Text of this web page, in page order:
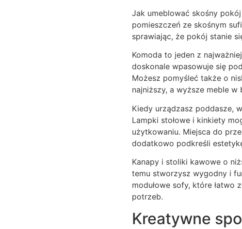
Jak umeblować skośny
pomieszczeń ze skośnym
sprawiając, że pokój stanie
Komoda to jeden z
doskonale wpasowuje się
Możesz pomyśleć także o
najniższy, a wyższe meble
Kiedy urządzasz poddasze,
Lampki stołowe i kinkiety
użytkowaniu. Miejsca do
dodatkowo podkreśli
Kanapy i stoliki kawowe o
temu stworzysz wygodny i
modułowe sofy, które łatwo
potrzeb.
Kreatywne